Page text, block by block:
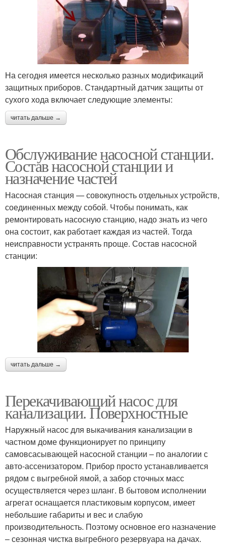
На сегодня имеется несколько разных модификаций
защитных приборов. Стандартный датчик защиты от
сухого хода включает следующие элементы:
читать дальше →
Обслуживание насосной станции.
Состав насосной станции и
назначение частей
Насосная станция — совокупность отдельных устройств,
соединенных между собой. Чтобы понимать, как
ремонтировать насосную станцию, надо знать из чего
она состоит, как работает каждая из частей. Тогда
неисправности устранять проще. Состав насосной
станции:
читать дальше →
Перекачивающий насос для
канализации. Поверхностные
Наружный насос для выкачивания канализации в
частном доме функционирует по принципу
самовсасывающей насосной станции – по аналогии с
авто-ассенизатором. Прибор просто устанавливается
рядом с выгребной ямой, а забор сточных масс
осуществляется через шланг. В бытовом исполнении
агрегат оснащается пластиковым корпусом, имеет
небольшие габариты и вес и слабую
производительность. Поэтому основное его назначение
– сезонная чистка выгребного резервуара на дачах.